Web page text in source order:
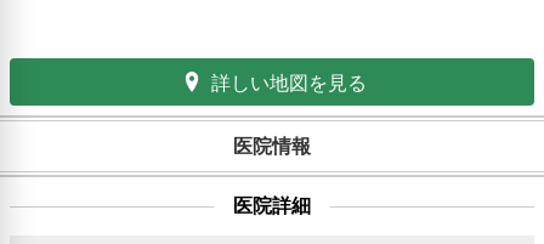
詳しい地図を見る
医院情報
医院詳細